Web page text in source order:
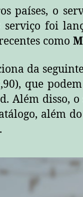
países, o
foi
como
da
que
Além disso,
além